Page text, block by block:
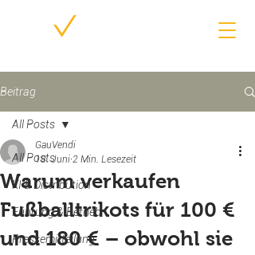
Beitrag
All Posts
KI & Distribution
Führung & Betrieb
Pressemitteilung
All Posts
Warum verkaufen
Fußballtrikots für 100 €
und 180 € – obwohl sie
GauVendi
18. Juni 2 Min. Lesezeit